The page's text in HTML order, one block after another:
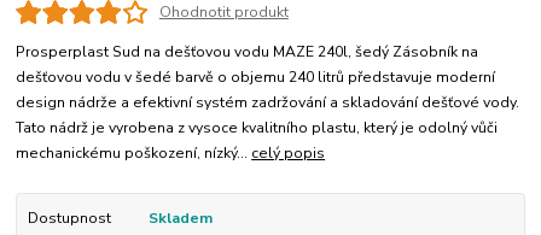
Ohodnotit produkt
Prosperplast Sud na dešťovou vodu MAZE 240l, šedý Zásobník na
dešťovou vodu v šedé barvě o objemu 240 litrů představuje moderní
design nádrže a efektivní systém zadržování a skladování dešťové vody.
Tato nádrž je vyrobena z vysoce kvalitního plastu, který je odolný vůči
mechanickému poškození, nízký... celý popis
Dostupnost
Skladem